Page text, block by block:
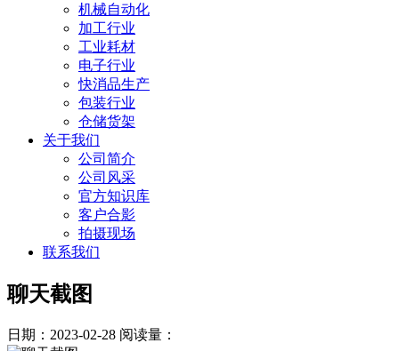
机械自动化
加工行业
工业耗材
电子行业
快消品生产
包装行业
仓储货架
关于我们
公司简介
公司风采
官方知识库
客户合影
拍摄现场
联系我们
聊天截图
日期：2023-02-28 阅读量：